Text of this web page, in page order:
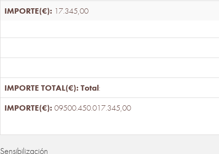
17.345,00
Total:
09500.450.017.345,00
Sensibilización